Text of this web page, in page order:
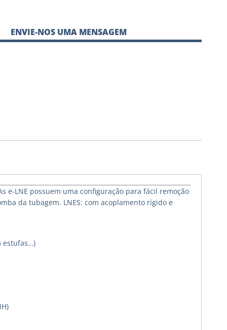
ENVIE-NOS UMA MENSAGEM
e-LNE possuem uma configuração para fácil remoção
da tubagem. LNES: com acoplamento rígido e
estufas…)